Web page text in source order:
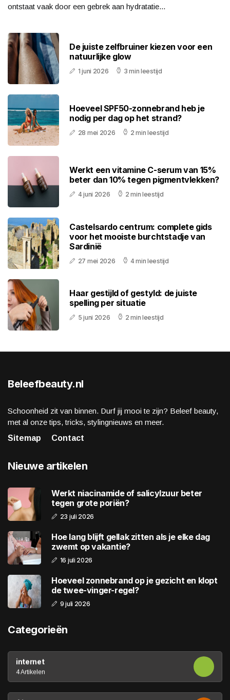
ontstaat vaak door een gebrek aan hydratatie...
De juiste zelfbruiner kiezen voor een
natuurlijke glow
1 juni 2026 3 min leestijd
Hoeveel SPF50-zonnebrand heb je
nodig per dag op het strand?
28 mei 2026 2 min leestijd
Werkt een vitamine C-serum van 15%
beter dan 10% tegen pigmentvlekken?
4 juni 2026 2 min leestijd
Castelsardo centrum: complete gids
voor het mooiste burchtstadje van
Sardinië
27 mei 2026 4 min leestijd
Haar gestijld of gestyld: de juiste
spelling per situatie
5 juni 2026 2 min leestijd
Beleefbeauty.nl
Schoonheid zit van binnen. Durf jij mooi te zijn? Beleef beauty,
met al onze tips, tricks, stylingnieuws en meer.
Sitemap
Contact
Nieuwe artikelen
Werkt niacinamide of salicylzuur beter
tegen grote poriën?
23 juli 2026
Hoe lang blijft gellak zitten als je elke dag
zwemt op vakantie?
16 juli 2026
Hoeveel zonnebrand op je gezicht en klopt
de twee-vinger-regel?
9 juli 2026
Categorieën
internet
4 Artikelen